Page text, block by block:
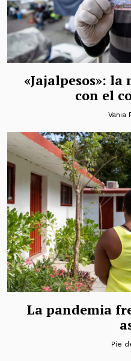
«Jajalpesos»: la
con el
Vania
La pandemia
Pie